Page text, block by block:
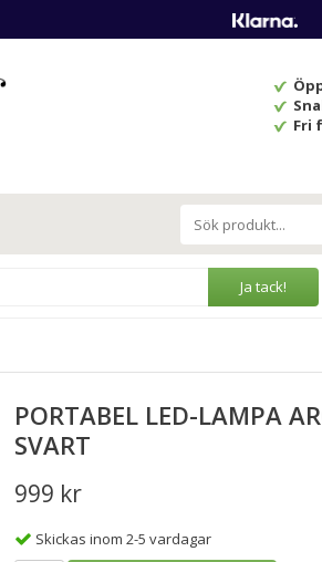
Fri
Ja tack!
PORTABEL LED-LAMPA
SVART
999 kr
Skickas inom 2-5 vardagar